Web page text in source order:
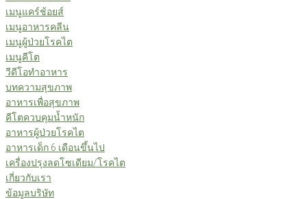
เมนูแคร์ช้อยส์
เมนูอาหารคลีน
เมนูผู้ป่วยโรคไต
เมนูคีโต
วีดีโอทำอาหาร
บทความสุขภาพ
อาหารเพื่อสุขภาพ
คีโตควบคุมน้ำหนัก
อาหารผู้ป่วยโรคไต
อาหารเด็ก 6 เดือนขึ้นไป
เครื่องปรุงลดโซเดียม/โรคไต
เกี่ยวกับเรา
ข้อมูลบริษัท